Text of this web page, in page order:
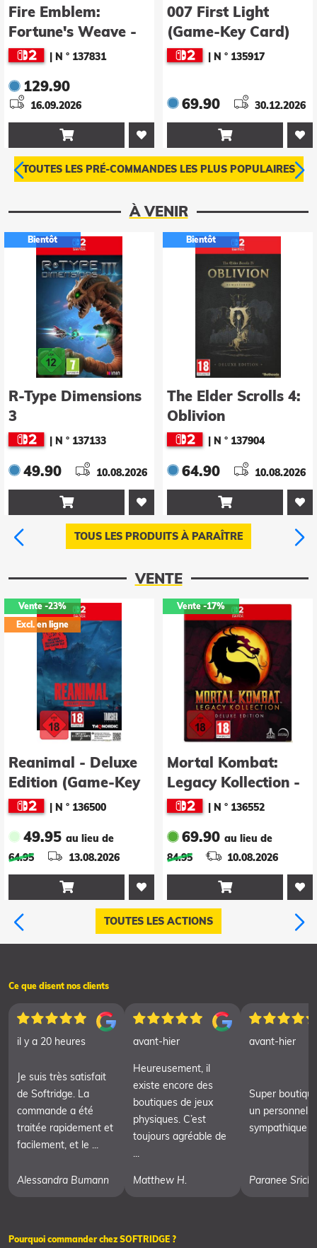
-
007 First Light
(Game-Key Card)
N ° 135917
30.12.2026

The
Zelda:
Time
79.90

TOUTES LES PRÉ-COMMANDES LES PLUS POPULAIRES
À VENIR
Bientôt
R-Type Dimensions
3
| N ° 137133
49.90 10.08.2026

Bientôt
The Elder Scrolls 4:
Oblivion
Remastered -
Deluxe Edition
| N ° 137904
64.90 10.08.2026

TOUS LES PRODUITS À PARAÎTRE
VENTE
Vente-23%
Excl. en ligne
Reanimal - Deluxe
Edition (Game-Key
Card) | N ° 136500
49.95 au lieu de
64.95
13.08.2026

Vente-17%
Mortal Kombat:
Legacy Kollection -
Deluxe Edition
| N ° 136552
69.90 au lieu de
84.95
10.08.2026

TOUTES LES ACTIONS
Ce que disent nos clients
il y a 20 heures
Je suis très satisfait
de Softridge. La
commande a été
traitée rapidement et
facilement, et le ...
Alessandra Bumann
avant-hier
Heureusement, il
existe encore des
boutiques de jeux
physiques. C’est
toujours agréable de
...
Matthew H.
avant-hier
Super
un personnel
sympathique
Paranee
Pourquoi commander chez SOFTRIDGE ?